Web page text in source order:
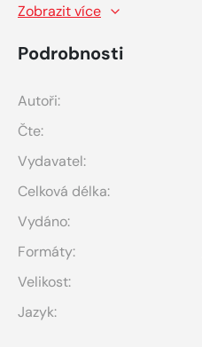
Zobrazit více
Podrobnosti
Autoři:
Čte:
Vydavatel:
Celková délka:
Vydáno:
Formáty:
Velikost:
Jazyk: